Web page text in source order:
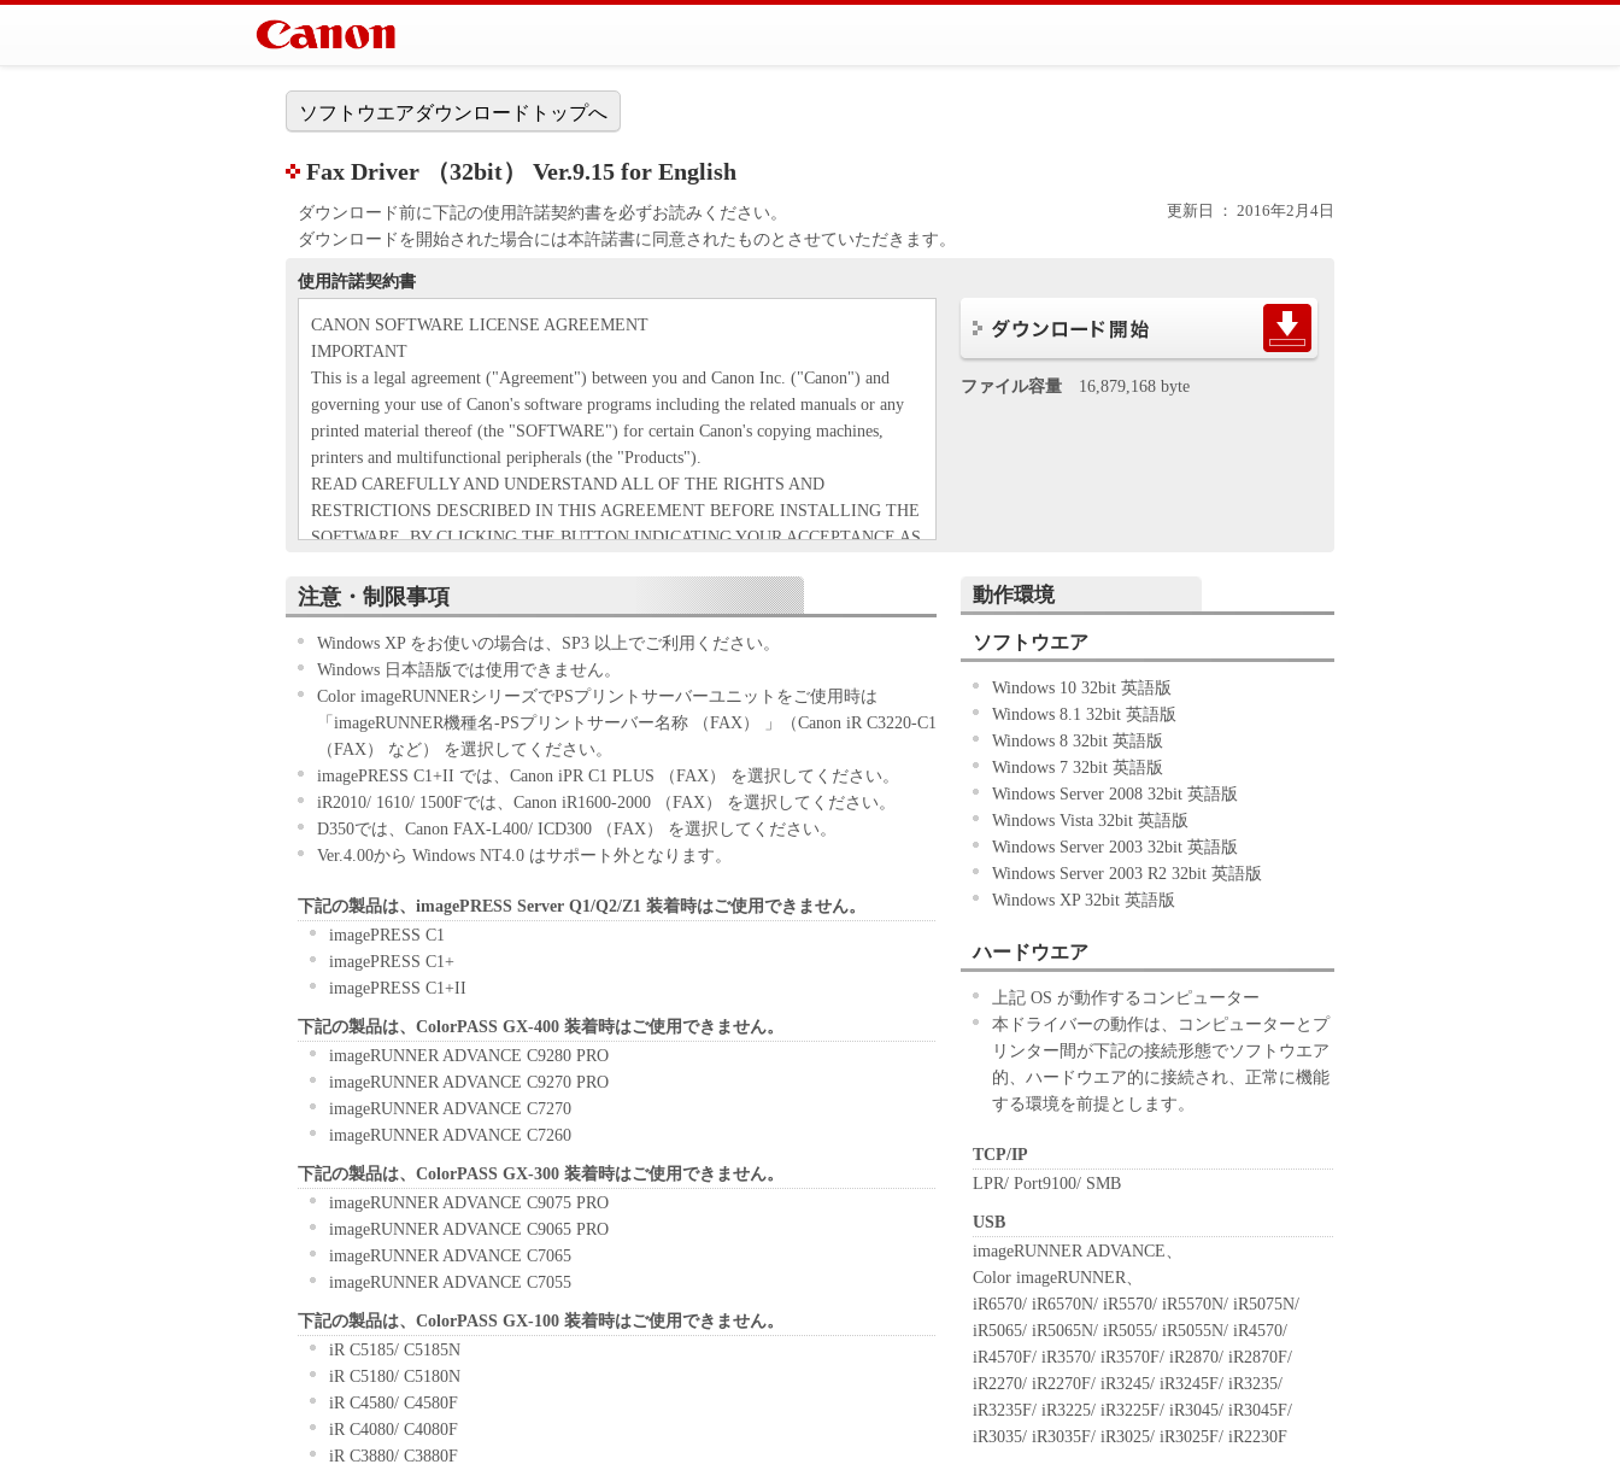
ソフトウエアダウンロードトップへ
Fax Driver （32bit） Ver.9.15 for English
ダウンロード前に下記の使用許諾契約書を必ずお読みください。
ダウンロードを開始された場合には本許諾書に同意されたものとさせていただきます。
更新日 ： 2016年2月4日
使用許諾契約書
CANON SOFTWARE LICENSE AGREEMENT
IMPORTANT
This is a legal agreement ("Agreement") between you and Canon Inc. ("Canon") and
governing your use of Canon's software programs including the related manuals or any
printed material thereof (the "SOFTWARE") for certain Canon's copying machines,
printers and multifunctional peripherals (the "Products").
READ CAREFULLY AND UNDERSTAND ALL OF THE RIGHTS AND
RESTRICTIONS DESCRIBED IN THIS AGREEMENT BEFORE INSTALLING THE
SOFTWARE. BY CLICKING THE BUTTON INDICATING YOUR ACCEPTANCE AS
BOUND BY THE TERMS AND CONDITIONS OF THIS AGREEMENT. IF YOU DO
NOT AGREE TO THE FOLLOWING TERMS AND CONDITIONS OF THIS
AGREEMENT, DO NOT USE THE SOFTWARE.
1. GRANT OF LICENSE
Canon grants you a personal, limited and non-exclusive license to use ("use" as used
herein shall include storing, loading, installing, accessing, executing or displaying) the
SOFTWARE solely for the use with Products only on computers directly or via network
connected to the Products (the "Designated Computer").
You may allow other users of other computers connected to your Designated Computer to
use the SOFTWARE, provided that you must assure that all such users shall abide by the
terms of this Agreement and shall be subject to restrictions and obligations borne by you
You may make one copy of the SOFTWARE solely for a back-up purpose.
2. RESTRICTIONS
You shall not use the SOFTWARE except as expressly granted or permitted herein, and
shall not assign, sublicense, sell, rent, lease, loan, convey or transfer to any third party
the SOFTWARE. You shall not alter, translate or convert to another programming
language, modify, disassemble, decompile or otherwise reverse engineer the SOFTWARE
and you shall not have any third party to do so.
3. COPYRIGHT NOTICE
You shall not modify, remove or delete any copyright notice of Canon or its licensors
contained in the SOFTWARE, including any copy thereof.
4. OWNERSHIP
Canon and its licensors retain in all respects the title, ownership and intellectual property
rights in and to the SOFTWARE. Except as expressly provided herein, no license or
right, express or implied, is hereby conveyed or granted by Canon to you for any
intellectual property of Canon and its licensors.
You agree to comply with all export laws and restrictions and regulations of the country
involved, and not to export or re-export, directly or indirectly, the SOFTWARE in
violation of any such laws, restrictions and regulations, or without all necessary
approvals.
6. SUPPORT AND UPDATE
NEITHER CANON, CANON'S SUBSIDIARIES OR AFFILIATES, THEIR
ファイル容量 16,879,168 byte
注意・制限事項
Windows XP をお使いの場合は、SP3 以上でご利用ください。
Windows 日本語版では使用できません。
Color imageRUNNERシリーズでPSプリントサーバーユニットをご使用時は
「imageRUNNER機種名-PSプリントサーバー名称 （FAX） 」（Canon iR C3220-C1
（FAX） など） を選択してください。
imagePRESS C1+II では、Canon iPR C1 PLUS （FAX） を選択してください。
iR2010/ 1610/ 1500Fでは、Canon iR1600-2000 （FAX） を選択してください。
D350では、Canon FAX-L400/ ICD300 （FAX） を選択してください。
Ver.4.00から Windows NT4.0 はサポート外となります。
下記の製品は、imagePRESS Server Q1/Q2/Z1 装着時はご使用できません。
imagePRESS C1
imagePRESS C1+
imagePRESS C1+II
下記の製品は、ColorPASS GX-400 装着時はご使用できません。
imageRUNNER ADVANCE C9280 PRO
imageRUNNER ADVANCE C9270 PRO
imageRUNNER ADVANCE C7270
imageRUNNER ADVANCE C7260
下記の製品は、ColorPASS GX-300 装着時はご使用できません。
imageRUNNER ADVANCE C9075 PRO
imageRUNNER ADVANCE C9065 PRO
imageRUNNER ADVANCE C7065
imageRUNNER ADVANCE C7055
下記の製品は、ColorPASS GX-100 装着時はご使用できません。
iR C5185/ C5185N
iR C5180/ C5180N
iR C4580/ C4580F
iR C4080/ C4080F
iR C3880/ C3880F
動作環境
ソフトウエア
Windows 10 32bit 英語版
Windows 8.1 32bit 英語版
Windows 8 32bit 英語版
Windows 7 32bit 英語版
Windows Server 2008 32bit 英語版
Windows Vista 32bit 英語版
Windows Server 2003 32bit 英語版
Windows Server 2003 R2 32bit 英語版
Windows XP 32bit 英語版
ハードウエア
上記 OS が動作するコンピューター
本ドライバーの動作は、コンピューターとプ
リンター間が下記の接続形態でソフトウエア
的、ハードウエア的に接続され、正常に機能
する環境を前提とします。
TCP/IP
LPR/ Port9100/ SMB
USB
imageRUNNER ADVANCE、
Color imageRUNNER、
iR6570/ iR6570N/ iR5570/ iR5570N/ iR5075N/
iR5065/ iR5065N/ iR5055/ iR5055N/ iR4570/
iR4570F/ iR3570/ iR3570F/ iR2870/ iR2870F/
iR2270/ iR2270F/ iR3245/ iR3245F/ iR3235/
iR3235F/ iR3225/ iR3225F/ iR3045/ iR3045F/
iR3035/ iR3035F/ iR3025/ iR3025F/ iR2230F